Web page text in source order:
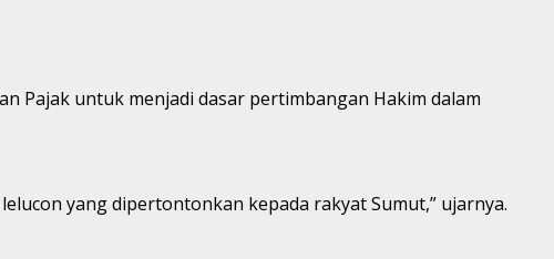
Pajak untuk menjadi dasar pertimbangan Hakim dalam
yang dipertontonkan kepada rakyat Sumut,” ujarnya.